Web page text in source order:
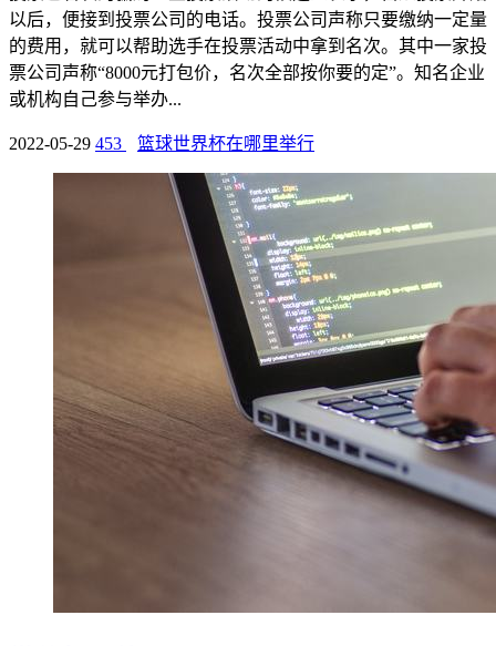
以后，便接到投票公司的电话。投票公司声称只要缴纳一定量
的费用，就可以帮助选手在投票活动中拿到名次。其中一家投
票公司声称“8000元打包价，名次全部按你要的定”。知名企业
或机构自己参与举办...
2022-05-29 453 篮球世界杯在哪里举行